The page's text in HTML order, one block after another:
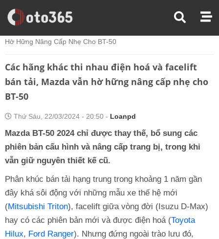
Trang Chủ
Tin Xe
Hờ Hững Nâng Cấp Nhẹ Cho BT-50
Các hãng khác thi nhau điện hoá và facelift
bán tải, Mazda vẫn hờ hững nâng cấp nhẹ cho
BT-50
Thứ Sáu, 22/03/2024 - 20:50 - Loanpd
Mazda BT-50 2024 chỉ được thay thế, bổ sung các
phiên bản cấu hình và nâng cấp trang bị, trong khi
vẫn giữ nguyên thiết kế cũ.
Phân khúc bán tải hạng trung trong khoảng 1 năm gần
đây khá sôi động với những mẫu xe thế hệ mới
(Mitsubishi Triton), facelift giữa vòng đời (Isuzu D-Max)
hay có các phiên bản mới và được điện hoá (Toyota
Hilux, Ford Ranger). Nhưng đứng ngoài trào lưu đó,